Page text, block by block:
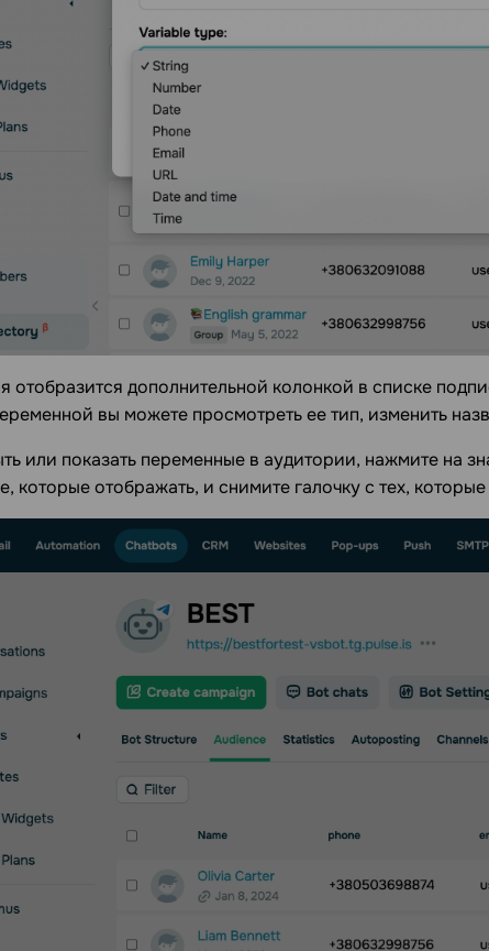
отобразится дополнительной колонкой в списке
вы можете просмотреть ее тип, изменить
или показать переменные в аудитории, нажмите на
которые отображать, и снимите галочку с тех,